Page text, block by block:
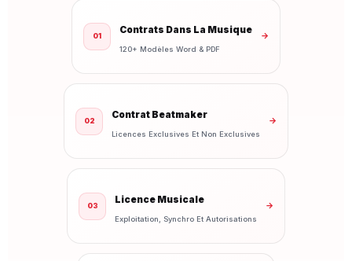
01
Contrats Dans La Musique
120+ Modèles Word & PDF
→
02
Contrat Beatmaker
Licences Exclusives Et Non Exclusives
→
03
Licence Musicale
Exploitation, Synchro Et Autorisations
→